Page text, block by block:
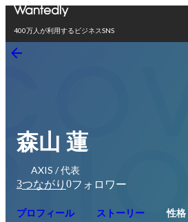
400万人が利用するビジネスSNS
森山 蓮
AXIS / 代表
3つながり 0フォロワー
プロフィール ストーリー 性格